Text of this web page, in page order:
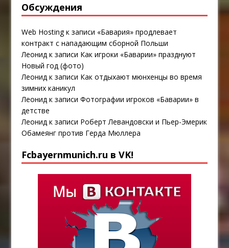
Обсуждения
Web Hostingк записи «Бавария» продлевает
контракт с нападающим сборной Польши
Леонид к записи Как игроки «Баварии» празднуют
Новый год (фото)
Леонид к записи Как отдыхают мюнхенцы во время
зимних каникул
Леонид к записиФотографии игроков «Баварии» в
детстве
Леонид к записи Роберт Левандовски и Пьер-Эмерик
Обамеянг против Герда Мюллера
Fcbayernmunich.ru в VK!